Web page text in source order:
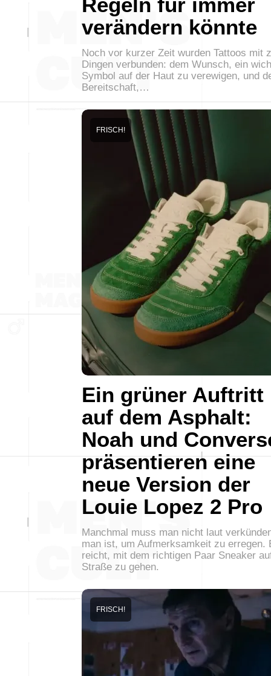
verändern könnte
Noch vor kurzer Zeit wurden Tattoos mit
Dingen verbunden: dem Wunsch, ein
Symbol auf der Haut zu verewigen, und
Bereitschaft,…
Ein grüner Auftritt
auf dem Asphalt:
Noah und
präsentieren eine
neue Version der
Louie Lopez 2 Pro
FRISCH!
Manchmal muss man nicht laut
man ist, um Aufmerksamkeit zu erregen.
reicht, mit dem richtigen Paar Sneaker
Straße zu gehen.
FRISCH!